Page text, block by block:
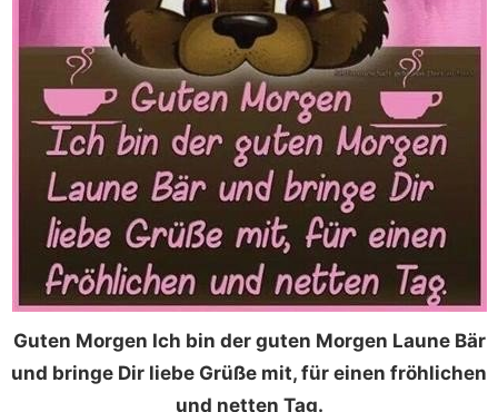
Guten Morgen Ich bin der guten Morgen Laune Bär
und bringe Dir liebe Grüße mit, für einen fröhlichen
und netten Tag.